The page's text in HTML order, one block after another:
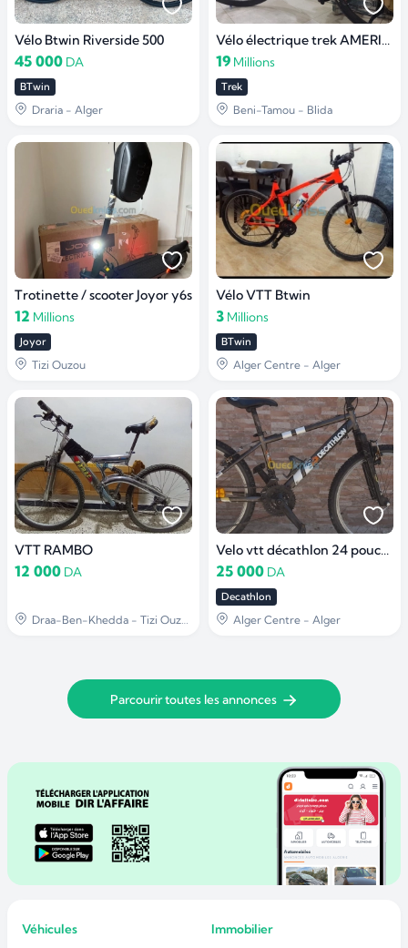
Vélo Btwin Riverside 500
45 000 DA
BTwin
Draria - Alger
Vélo électrique trek AMERICAIN
19 Millions
Trek
Beni-Tamou - Blida
Trotinette / scooter Joyor y6s
12 Millions
Joyor
Tizi Ouzou
Vélo VTT Btwin
3 Millions
BTwin
Alger Centre - Alger
VTT RAMBO
12 000 DA
Draa-Ben-Khedda - Tizi Ouzou
Velo vtt décathlon 24 pouces surf the city
25 000 DA
Decathlon
Alger Centre - Alger
Parcourir toutes les annonces
Véhicules
Immobilier